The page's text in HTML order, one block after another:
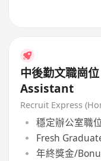
中後勤文職崗
Assistant
Recruit Express
穩定辦公室職
Fresh
年終獎金/